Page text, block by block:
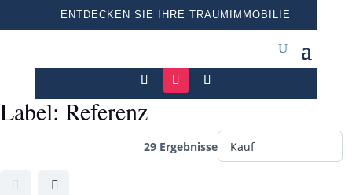
ENTDECKEN SIE IHRE TRAUMIMMOBILIE
Label: Referenz
29 Ergebnisse